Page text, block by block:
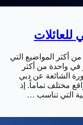
أكثر المواضيع التي
في واحدة من أكثر
الشائعة عن دبي
مختلف تماماً. إذ
التي تناسب …